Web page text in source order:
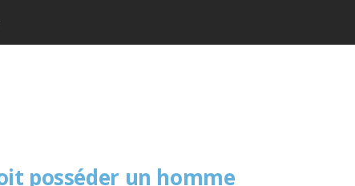
posséder un homme